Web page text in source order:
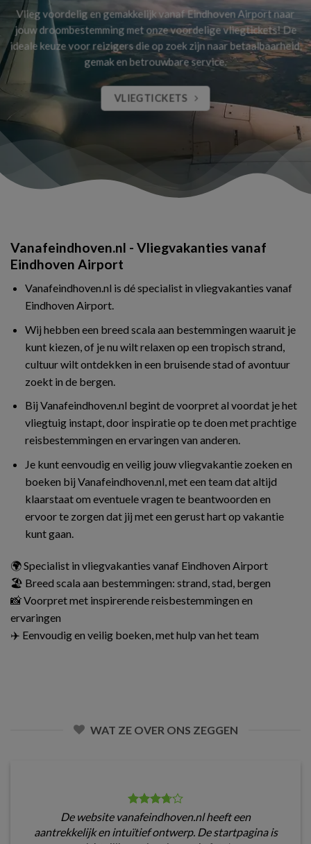
Vlieg voordelig en gemakkelijk vanaf Eindhoven Airport naar
jouw droombestemming met onze voordelige vliegtickets! De
ideale keuze voor reizigers die op zoek zijn naar betaalbaarheid,
gemak en betrouwbare service.
VLIEGTICKETS
Vanafeindhoven.nl - Vliegvakanties vanaf
Eindhoven Airport
Vanafeindhoven.nl is dé specialist in vliegvakanties vanaf
Eindhoven Airport.
Wij hebben een breed scala aan bestemmingen waaruit je
kunt kiezen, of je nu wilt relaxen op een tropisch strand,
cultuur wilt ontdekken in een bruisende stad of avontuur
zoekt in de bergen.
Bij Vanafeindhoven.nl begint de voorpret al voordat je het
vliegtuig instapt, door inspiratie op te doen met prachtige
reisbestemmingen en ervaringen van anderen.
Je kunt eenvoudig en veilig jouw vliegvakantie zoeken en
boeken bij Vanafeindhoven.nl, met een team dat altijd
klaarstaat om eventuele vragen te beantwoorden en
ervoor te zorgen dat jij met een gerust hart op vakantie
kunt gaan.
🌍 Specialist in vliegvakanties vanaf Eindhoven Airport
🏖️ Breed scala aan bestemmingen: strand, stad, bergen
📸 Voorpret met inspirerende reisbestemmingen en
ervaringen
✈️ Eenvoudig en veilig boeken, met hulp van het team
WAT ZE OVER ONS ZEGGEN
De website vanafeindhoven.nl heeft een
aantrekkelijk en intuïtief ontwerp. De startpagina is